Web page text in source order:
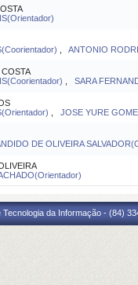
ANTONIO
SARA
JOSE YURE
DE OLIVEIRA
Tecnologia da Informação - (84)